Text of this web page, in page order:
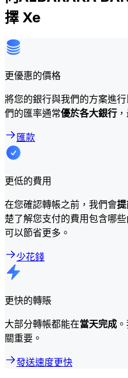
擇 Xe
更優惠的價格
將您的銀行與我們的方案進
們的匯率通常優於各大銀行
匯款
更低的費用
在您確認轉帳之前，我們會提
楚了解您支付的費用包含哪
可以節省更多。
少花錢
更快的轉賬
大部分轉帳都能在當天完成
關重要。
發送速度更快